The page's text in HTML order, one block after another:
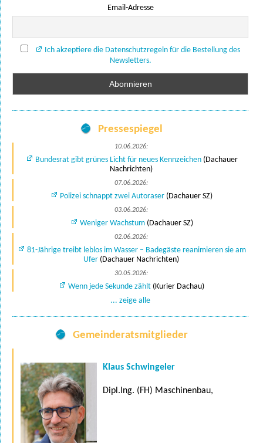
Email-Adresse
Ich akzeptiere die Datenschutzregeln für die Bestellung des
Newsletters.
Pressespiegel
10.06.2026:
Bundesrat gibt grünes Licht für neues Kennzeichen(Dachauer
Nachrichten)
07.06.2026:
Polizei schnappt zwei Autoraser (Dachauer SZ)
03.06.2026:
Weniger Wachstum(Dachauer SZ)
02.06.2026:
81-Jährige treibt leblos im Wasser – Badegäste reanimieren sie am
Ufer(Dachauer Nachrichten)
30.05.2026:
Wenn jede Sekunde zählt (Kurier Dachau)
... zeige alle
Gemeinderatsmitglieder
Klaus Schwingeler
Dipl.Ing. (FH) Maschinenbau,